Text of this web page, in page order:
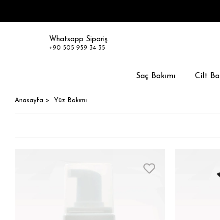
Whatsapp Sipariş
+90 505 959 34 35
Saç Bakımı Cilt
Anasayfa Yüz Bakımı